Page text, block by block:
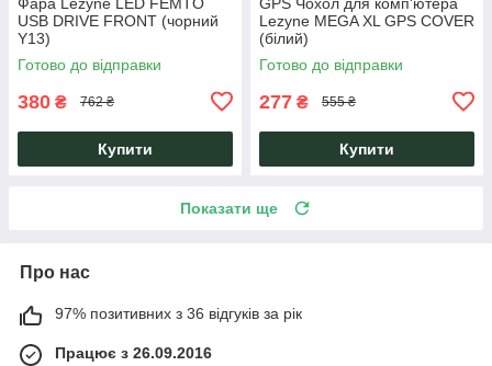
USB DRIVE FRONT (чорний
Y13)
Готово до відправки
380 ₴ 762 ₴
Купити
Lezyne MEGA XL GPS COVER
(білий)
Готово до відправки
277 ₴ 555 ₴
Купити
Показати ще
Про нас
97% позитивних з 36 відгуків за рік
Працює з 26.09.2016